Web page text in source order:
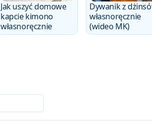
Jak uszyć domowe
kapcie kimono
własnoręcznie
Dywanik z
własnoręcznie
(wideo MK)